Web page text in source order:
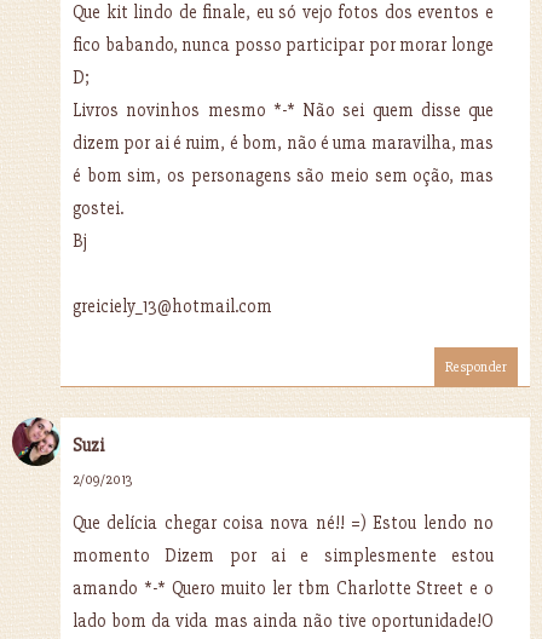
Que kit lindo de finale, eu só vejo fotos dos eventos e
fico babando, nunca posso participar por morar longe
D;
Livros novinhos mesmo *-* Não sei quem disse que
dizem por ai é ruim, é bom, não é uma maravilha, mas
é bom sim, os personagens são meio sem oção, mas
gostei.
Bj
greiciely_13@hotmail.com
Responder
Suzi
2/09/2013
Que delícia chegar coisa nova né!! =) Estou lendo no
momento Dizem por ai e simplesmente estou
amando *-* Quero muito ler tbm Charlotte Street e o
lado bom da vida mas ainda não tive oportunidade!O